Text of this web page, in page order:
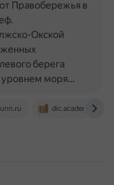
dic.academic.ru
Правобережья в
Окской
берега
уровнем моря…